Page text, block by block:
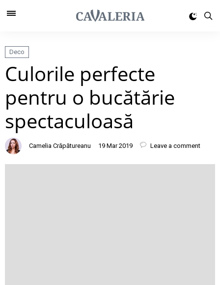
Deco
Culorile perfecte
pentru o bucătărie
spectaculoasă
Camelia Crăpătureanu 19 Mar 2019 Leave a comment